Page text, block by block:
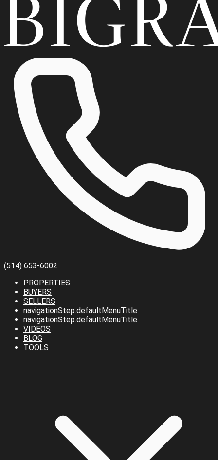
(514) 653-6002
PROPERTIES
BUYERS
SELLERS
navigationStep.defaultMenuTitle
navigationStep.defaultMenuTitle
VIDEOS
BLOG
TOOLS